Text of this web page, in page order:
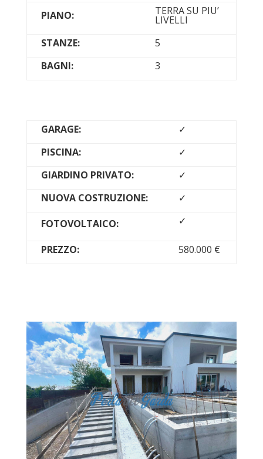
PIANO: TERRA SU PIU’
LIVELLI
STANZE:
5
BAGNI:
3
GARAGE:
✓
PISCINA:
✓
GIARDINO PRIVATO:
✓
NUOVA COSTRUZIONE:
✓
FOTOVOLTAICO:
✓
PREZZO: 580.000 €